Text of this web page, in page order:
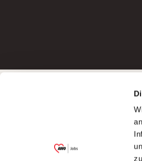
Garitz Bewirtschaftungsbetriebe
(Ein Tochterunternehmen des AWO
Bezirksverbandes Unterfranken